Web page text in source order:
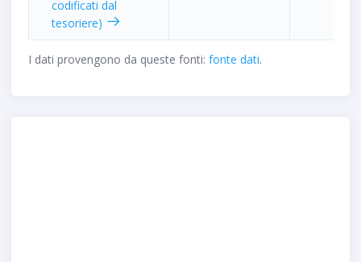
codificati dal
tesoriere)
I dati provengono da queste fonti: fonte dati.